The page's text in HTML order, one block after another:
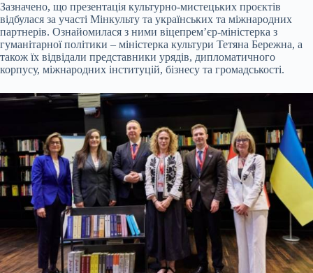
Зазначено, що презентація культурно-мистецьких проєктів
відбулася за участі Мінкульту та українських та міжнародних
партнерів. Ознайомилася з ними віцепрем’єр-міністерка з
гуманітарної політики – міністерка культури Тетяна Бережна, а
також їх відвідали представники урядів, дипломатичного
корпусу, міжнародних інституцій, бізнесу та громадськості.